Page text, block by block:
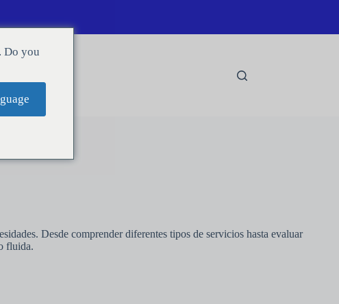
Desde comprender diferentes tipos de servicios hasta evaluar
fluida.
Do you